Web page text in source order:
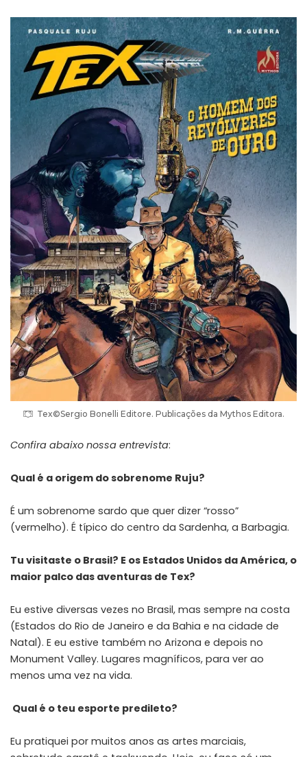
Tex©Sergio Bonelli Editore. Publicações da Mythos Editora.
Confira abaixo nossa entrevista:
Qual é a origem do sobrenome Ruju?
É um sobrenome sardo que quer dizer “rosso”
(vermelho). É típico do centro da Sardenha, a Barbagia.
Tu visitaste o Brasil? E os Estados Unidos da América, o
maior palco das aventuras de Tex?
Eu estive diversas vezes no Brasil, mas sempre na costa
(Estados do Rio de Janeiro e da Bahia e na cidade de
Natal). E eu estive também no Arizona e depois no
Monument Valley. Lugares magníficos, para ver ao
menos uma vez na vida.
Qual é o teu esporte predileto?
Eu pratiquei por muitos anos as artes marciais,